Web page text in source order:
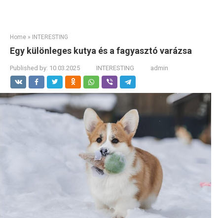
Home » INTERESTING
Egy különleges kutya és a fagyasztó varázsa
Published by: 10.03.2025 INTERESTING admin